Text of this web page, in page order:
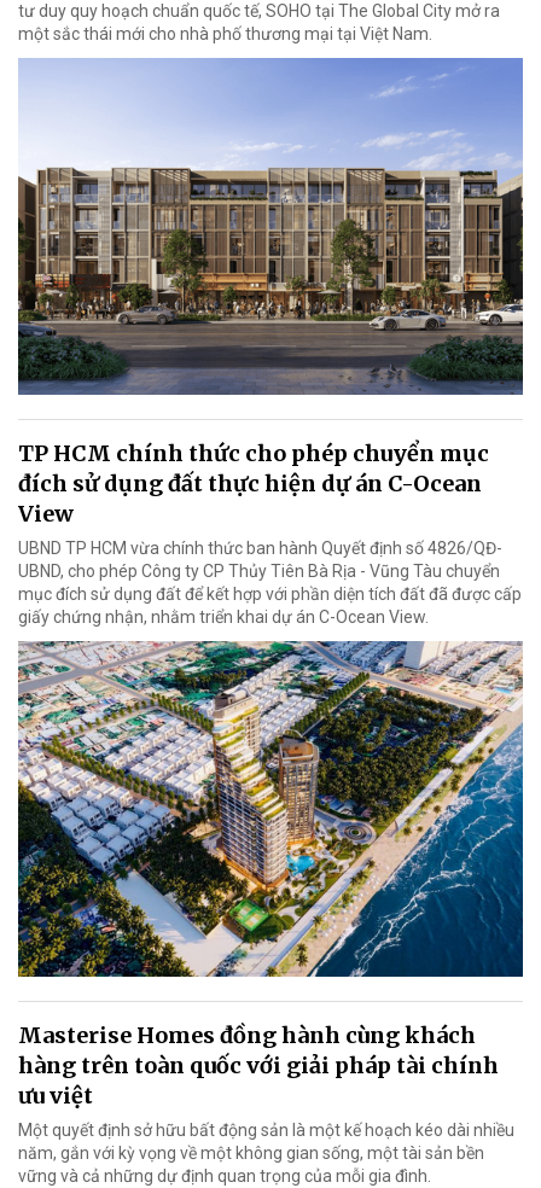
tư duy quy hoạch chuẩn quốc tế, SOHO tại The Global City mở ra
một sắc thái mới cho nhà phố thương mại tại Việt Nam.
TP HCM chính thức cho phép chuyển mục
đích sử dụng đất thực hiện dự án C-Ocean
View
UBND TP HCM vừa chính thức ban hành Quyết định số 4826/QĐ-
UBND, cho phép Công ty CP Thủy Tiên Bà Rịa - Vũng Tàu chuyển
mục đích sử dụng đất để kết hợp với phần diện tích đất đã được cấp
giấy chứng nhận, nhằm triển khai dự án C-Ocean View.
Masterise Homes đồng hành cùng khách
hàng trên toàn quốc với giải pháp tài chính
ưu việt
Một quyết định sở hữu bất động sản là một kế hoạch kéo dài nhiều
năm, gắn với kỳ vọng về một không gian sống, một tài sản bền
vững và cả những dự định quan trọng của mỗi gia đình.